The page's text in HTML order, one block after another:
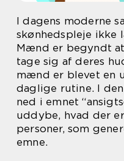
I dagens moderne
skønhedspleje ikke
Mænd er begyndt
tage sig af deres
mænd er blevet en
daglige rutine. I
ned i emnet
uddybe, hvad der
personer, som
emne.